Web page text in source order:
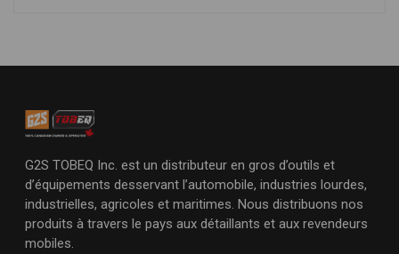
G2S TOBEQ Inc. est un distributeur en gros d’outils et
d’équipements desservant l’automobile, industries lourdes,
industrielles, agricoles et maritimes. Nous distribuons nos
produits à travers le pays aux détaillants et aux revendeurs
mobiles.